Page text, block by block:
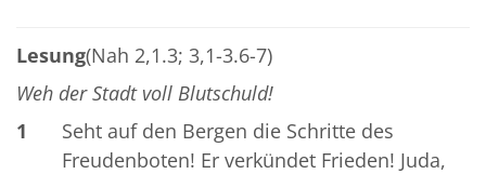
Lesung(Nah 2,1.3; 3,1-3.6-7)
Weh der Stadt voll Blutschuld!
1
Seht auf den Bergen die Schritte des
Freudenboten! Er verkündet Frieden! Juda,